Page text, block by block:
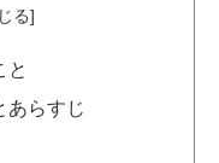
と
あらすじ